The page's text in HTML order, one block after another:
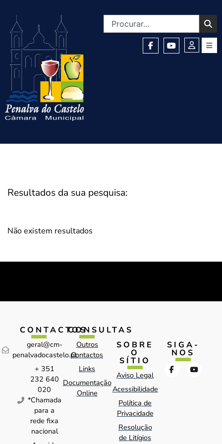
Resultados da sua pesquisa:
Não existem resultados
CONTACTOS
geral@cm-
penalvadocastelo.pt
+ 351
232 640
020
*Chamada
para a
rede fixa
nacional
CONSULTAS
Outros
Contactos
Links
Documentação
Online
SOBRE
O
SÍTIO
Aviso Legal
Acessibilidade
Política de
Privacidade
Resolução
de Litígios
SIGA-
NOS